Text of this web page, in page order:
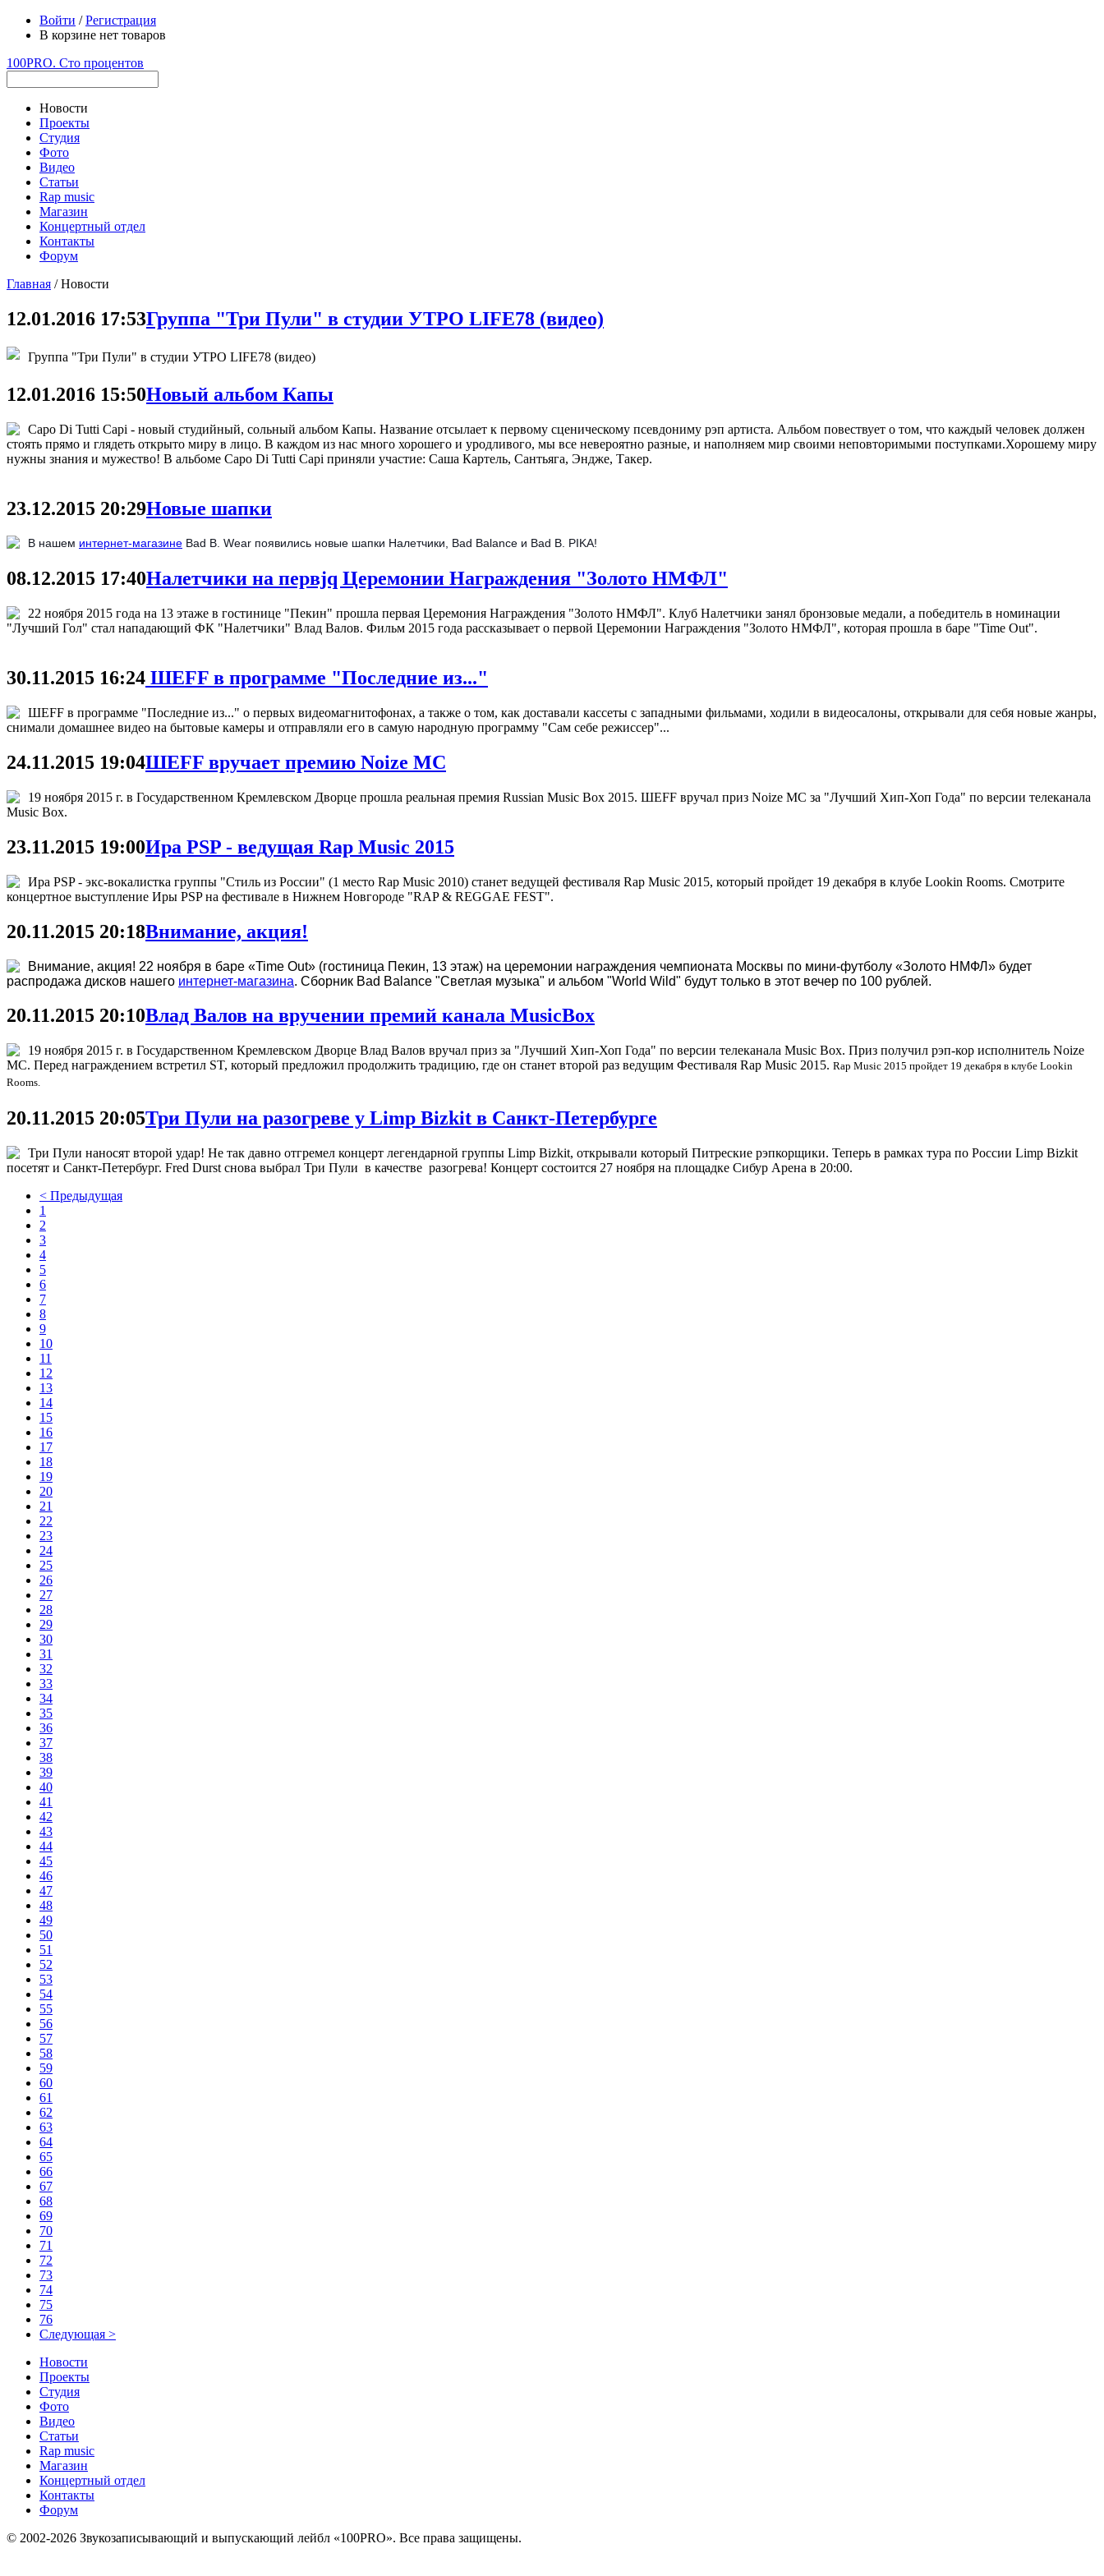
Войти /Регистрация
В корзине нет товаров
100PRO. Сто процентов
Новости
Проекты
Студия
Фото
Видео
Статьи
Rap music
Магазин
Концертный отдел
Контакты
Форум
Главная / Новости
12.01.2016 17:53Группа "Три Пули" в студии УТРО LIFE78 (видео)
Группа "Три Пули" в студии УТРО LIFE78 (видео)
12.01.2016 15:50Новый альбом Капы
Сapo Di Tutti Capi - новый студийный, сольный альбом Капы. Название отсылает к первому сценическому псевдониму рэп артиста. Альбом повествует о том, что каждый человек должен
стоять прямо и глядеть открыто миру в лицо. В каждом из нас много хорошего и уродливого, мы все невероятно разные, и наполняем мир своими неповторимыми поступками.Хорошему миру
нужны знания и мужество! В альбоме Сapo Di Tutti Capi приняли участие: Саша Картель, Сантьяга, Эндже, Такер.
23.12.2015 20:29Новые шапки
В нашем интернет-магазине Bad B. Wear появились новые шапки Налетчики, Bad Balance и Bad B. PIKA!
08.12.2015 17:40Налетчики на первjq Церемонии Награждения "Золото НМФЛ"
22 ноября 2015 года на 13 этаже в гостинице "Пекин" прошла первая Церемония Награждения "Золото НМФЛ". Клуб Налетчики занял бронзовые медали, а победитель в номинации
"Лучший Гол" стал нападающий ФК "Налетчики" Влад Валов. Фильм 2015 года рассказывает о первой Церемонии Награждения "Золото НМФЛ", которая прошла в баре "Time Out".
30.11.2015 16:24 ШЕFF в программе "Последние из..."
ШЕFF в программе "Последние из..." о первых видеомагнитофонах, а также о том, как доставали кассеты с западными фильмами, ходили в видеосалоны, открывали для себя новые жанры,
снимали домашнее видео на бытовые камеры и отправляли его в самую народную программу "Сам себе режиссер"...
24.11.2015 19:04ШЕFF вручает премию Noize MC
19 ноября 2015 г. в Государственном Кремлевском Дворце прошла реальная премия Russian Music Box 2015. ШЕFF вручал приз Noize MC за "Лучший Хип-Хоп Года" по версии телеканала
Music Box.
23.11.2015 19:00Ира PSP - ведущая Rap Music 2015
Ира PSP - экс-вокалистка группы "Стиль из России" (1 место Rap Music 2010) станет ведущей фестиваля Rap Music 2015, который пройдет 19 декабря в клубе Lookin Rooms. Смотрите
концертное выступление Иры PSP на фестивале в Нижнем Новгороде "RAP & REGGAE FEST".
20.11.2015 20:18Внимание, акция!
Внимание, акция! 22 ноября в баре «Time Out» (гостиница Пекин, 13 этаж) на церемонии награждения чемпионата Москвы по мини-футболу «Золото НМФЛ» будет
распродажа дисков нашего интернет-магазина. Сборник Bad Balance "Светлая музыка" и альбом "World Wild" будут только в этот вечер по 100 рублей.
20.11.2015 20:10Влад Валов на вручении премий канала MusicBox
19 ноября 2015 г. в Государственном Кремлевском Дворце Влад Валов вручал приз за "Лучший Хип-Хоп Года" по версии телеканала Music Box. Приз получил рэп-кор исполнитель Noize
MC. Перед награждением встретил ST, который предложил продолжить традицию, где он станет второй раз ведущим Фестиваля Rap Music 2015. Rap Music 2015 пройдет 19 декабря в клубе Lookin
Rooms.
20.11.2015 20:05Три Пули на разогреве у Limp Bizkit в Санкт-Петербурге
Три Пули наносят второй удар! Не так давно отгремел концерт легендарной группы Limp Bizkit, открывали который Питреские рэпкорщики. Теперь в рамках тура по России Limp Bizkit
посетят и Санкт-Петербург. Fred Durst снова выбрал Три Пули в качестве разогрева! Концерт состоится 27 ноября на площадке Сибур Арена в 20:00.
< Предыдущая
1
2
3
4
5
6
7
8
9
10
11
12
13
14
15
16
17
18
19
20
21
22
23
24
25
26
27
28
29
30
31
32
33
34
35
36
37
38
39
40
41
42
43
44
45
46
47
48
49
50
51
52
53
54
55
56
57
58
59
60
61
62
63
64
65
66
67
68
69
70
71
72
73
74
75
76
Следующая >
Новости
Проекты
Студия
Фото
Видео
Статьи
Rap music
Магазин
Концертный отдел
Контакты
Форум
© 2002-2026 Звукозаписывающий и выпускающий лейбл «100PRO». Все права защищены.